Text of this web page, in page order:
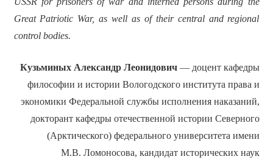
Great Patriotic War, as well as of their central and regional
control bodies.
КузьминыхАлександр Леонидович — доцент кафедры
философии и истории Вологодского института права и
экономики Федеральной службы исполнения наказаний,
докторант кафедры отечественной истории Северного
(Арктического) федерального университета имени
М.В. Ломоносова, кандидат исторических наук